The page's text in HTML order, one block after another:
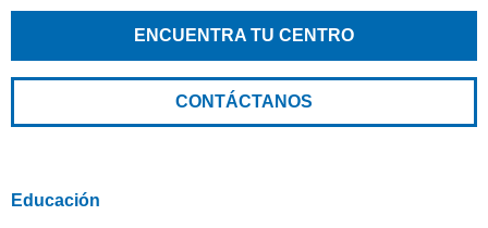
ENCUENTRA TU CENTRO
CONTÁCTANOS
Educación